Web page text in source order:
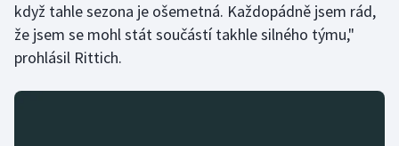
Stolní tenis
Triatlon
když tahle sezona je ošemetná. Každopádně jsem rád,
že jsem se mohl stát součástí takhle silného týmu,"
prohlásil Rittich.